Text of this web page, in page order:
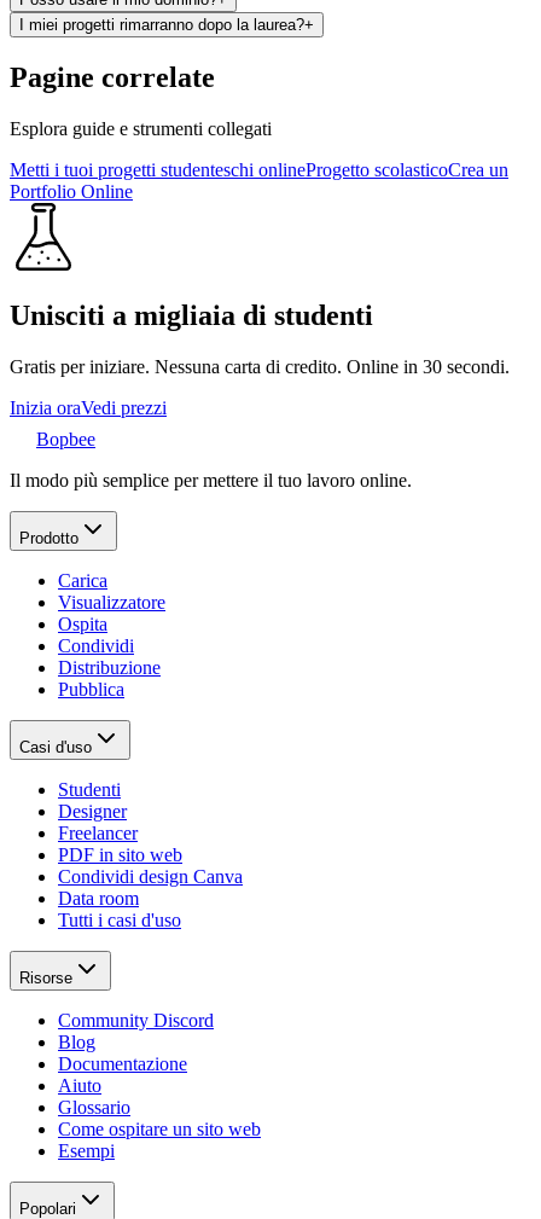
I miei progetti rimarranno dopo la laurea?+
Pagine correlate
Esplora guide e strumenti collegati
Metti i tuoi progetti studenteschi onlineProgetto scolasticoCrea un
Portfolio Online
Unisciti a migliaia di studenti
Gratis per iniziare. Nessuna carta di credito. Online in 30 secondi.
Inizia oraVedi prezzi
Bopbee
Il modo più semplice per mettere il tuo lavoro online.
Prodotto
Carica
Visualizzatore
Ospita
Condividi
Distribuzione
Pubblica
Casi d'uso
Studenti
Designer
Freelancer
PDF in sito web
Condividi design Canva
Data room
Tutti i casi d'uso
Risorse
Community Discord
Blog
Documentazione
Aiuto
Glossario
Come ospitare un sito web
Esempi
Popolari